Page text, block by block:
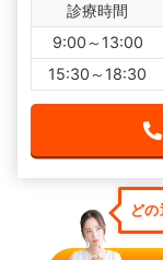
診療時間
9:00～13:00
15:30～18:30
ど